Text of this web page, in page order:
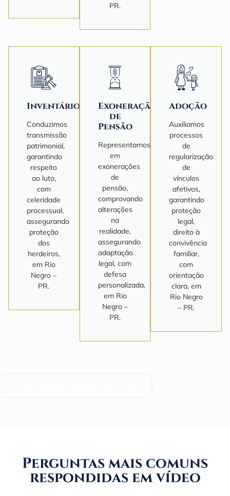
PR.
Inventário
Conduzimos
transmissão
patrimonial,
garantindo
respeito
ao luto,
com
celeridade
processual,
assegurando
proteção
dos
herdeiros,
em Rio
Negro –
PR.
Exoneração
de
Pensão
Representamos
em
exonerações
de
pensão,
comprovando
alterações
na
realidade,
assegurando
adaptação
legal, com
defesa
personalizada,
em Rio
Negro –
PR.
Adoção
Auxiliamos
processos
de
regularização
de
vínculos
afetivos,
garantindo
proteção
legal,
direito à
convivência
familiar,
com
orientação
clara, em
Rio Negro
– PR.
Perguntas mais comuns
respondidas em vídeo